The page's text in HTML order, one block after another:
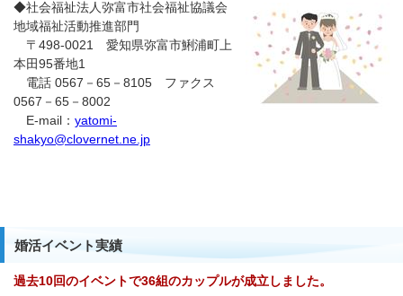
◆社会福祉法人弥富市社会福祉協議会
地域福祉活動推進部門
〒498-0021 愛知県弥富市鯏浦町上
本田95番地1
電話 0567－65－8105 ファクス
0567－65－8002
E-mail： yatomi-
shakyo@clovernet.ne.jp
婚活イベント実績
過去10回のイベントで36組のカップルが成立しました。